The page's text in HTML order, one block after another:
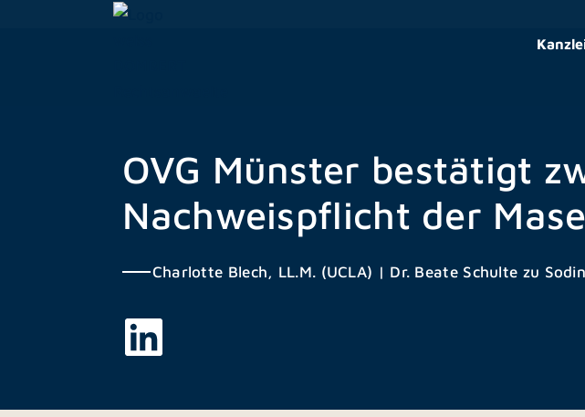
OVG Münster bestätigt
Nachweispflicht der
Charlotte Blech, LL.M. (UCLA) | Dr. Beate Schulte zu